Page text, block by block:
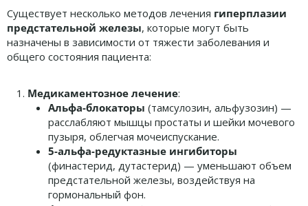
Существует несколько методов лечения гиперплазии
предстательной железы, которые могут быть
назначены в зависимости от тяжести заболевания и
общего состояния пациента:
Медикаментозное лечение:
Альфа-блокаторы (тамсулозин, альфузозин) —
расслабляют мышцы простаты и шейки мочевого
пузыря, облегчая мочеиспускание.
5-альфа-редуктазные ингибиторы
(финастерид, дутастерид) — уменьшают объем
предстательной железы, воздействуя на
гормональный фон.